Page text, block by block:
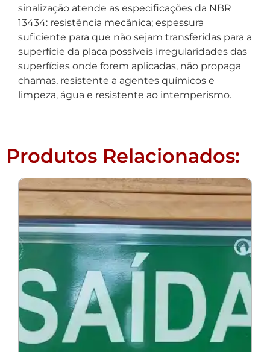
sinalização atende as especificações da NBR
13434: resistência mecânica; espessura
suficiente para que não sejam transferidas para a
superfície da placa possíveis irregularidades das
superfícies onde forem aplicadas, não propaga
chamas, resistente a agentes químicos e
limpeza, água e resistente ao intemperismo.
Produtos Relacionados: